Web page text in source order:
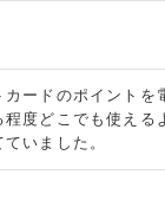
カードのポイントを
程度どこでも使える
いました。